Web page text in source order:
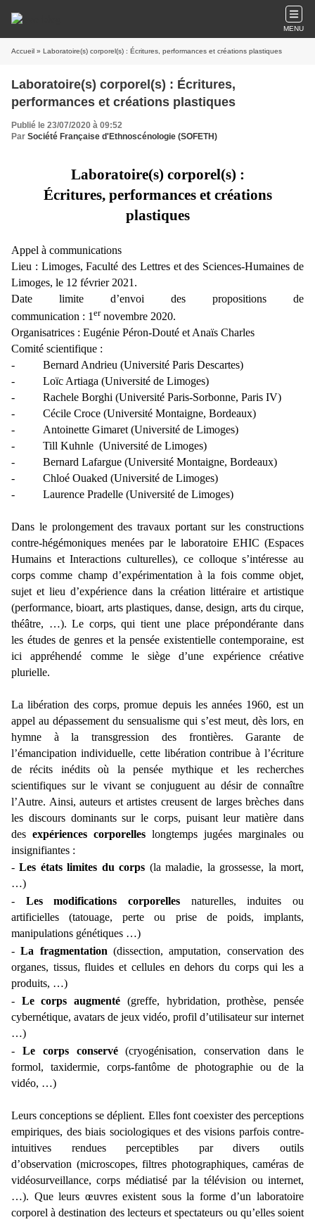
MENU
Accueil » Laboratoire(s) corporel(s) : Écritures, performances et créations plastiques
Laboratoire(s) corporel(s) : Écritures,
performances et créations plastiques
Publié le 23/07/2020 à 09:52
Par Société Française d'Ethnoscénologie (SOFETH)
Laboratoire(s) corporel(s) :
Écritures, performances et créations
plastiques
Appel à communications
Lieu : Limoges, Faculté des Lettres et des Sciences-Humaines de
Limoges, le 12 février 2021 .
Date limite d’envoi des propositions de
communication : 1 ernovembre 2020.
Organisatrices : Eugénie Péron-Douté et Anaïs Charles
Comité scientifique :
- Bernard Andrieu (Université Paris Descartes)
- Loïc Artiaga (Université de Limoges)
- Rachele Borghi (Université Paris-Sorbonne, Paris IV)
- Cécile Croce (Université Montaigne, Bordeaux)
- Antoinette Gimaret (Université de Limoges)
- Till Kuhnle (Université de Limoges)
- Bernard Lafargue (Université Montaigne, Bordeaux)
- Chloé Ouaked (Université de Limoges)
- Laurence Pradelle (Université de Limoges)
Dans le prolongement des travaux portant sur les constructions
contre-hégémoniques menées par le laboratoire EHIC (Espaces
Humains et Interactions culturelles), ce colloque s’intéresse au
corps comme champ d’expérimentation à la fois comme objet,
sujet et lieu d’expérience dans la création littéraire et artistique
(performance, bioart, arts plastiques, danse, design, arts du cirque,
théâtre, …). Le corps, qui tient une place prépondérante dans
les études de genres et la pensée existentielle contemporaine, est
ici appréhendé comme le siège d’une expérience créative
plurielle.
La libération des corps, promue depuis les années 1960, est un
appel au dépassement du sensualisme qui s’est meut, dès lors, en
hymne à la transgression des frontières. Garante de
l’émancipation individuelle, cette libération contribue à l’écriture
de récits inédits où la pensée mythique et les recherches
scientifiques sur le vivant se conjuguent au désir de connaître
l’Autre. Ainsi, auteurs et artistes creusent de larges brèches dans
les discours dominants sur le corps, puisant leur matière dans
des expériences corporelles longtemps jugées marginales ou
insignifiantes :
-Les états limites du corps (la maladie, la grossesse, la mort,
…)
- Les modifications corporelles naturelles, induites ou
artificielles (tatouage, perte ou prise de poids, implants,
manipulations génétiques …)
-La fragmentation(dissection, amputation, conservation des
organes, tissus, fluides et cellules en dehors du corps qui les a
produits, …)
- Le corps augmenté (greffe, hybridation, prothèse, pensée
cybernétique, avatars de jeux vidéo, profil d’utilisateur sur internet
…)
- Le corps conservé(cryogénisation, conservation dans le
formol, taxidermie, corps-fantôme de photographie ou de la
vidéo, …)
Leurs conceptions se déplient. Elles font coexister des perceptions
empiriques, des biais sociologiques et des visions parfois contre-
intuitives rendues perceptibles par divers outils
d’observation (microscopes, filtres photographiques, caméras de
vidéosurveillance, corps médiatisé par la télévision ou internet,
…). Que leurs œuvres existent sous la forme d’un laboratoire
corporel à destination des lecteurs et spectateurs ou qu’elles soient